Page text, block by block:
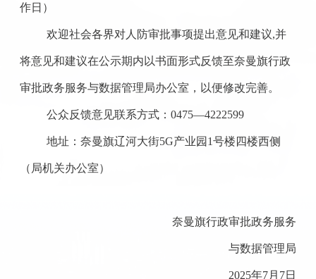
作日）
欢迎社会各界对人防审批事项提出意见和建议,并
将意见和建议在公示期内以书面形式反馈至奈曼旗行政
审批政务服务与数据管理局办公室，以便修改完善。
公众反馈意见联系方式：0475—4222599
地址：奈曼旗辽河大街5G产业园1号楼四楼西侧
（局机关办公室）
奈曼旗行政审批政务服务
与数据管理局
2025年7月7日